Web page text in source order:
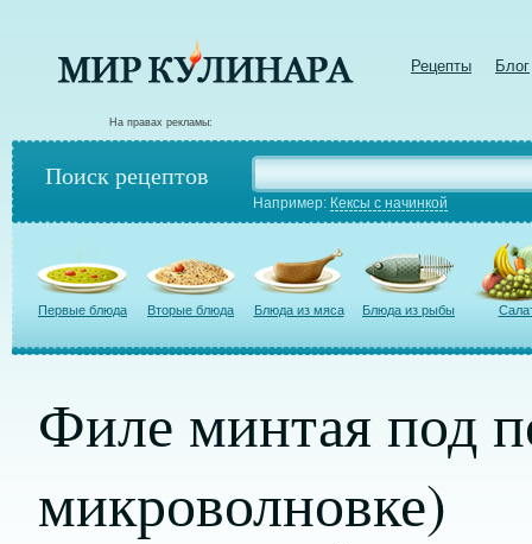
Рецепты Блог
На правах рекламы:
Поиск рецептов
Например: Кексы с начинкой
Первые блюда Вторые блюда Блюда из мяса Блюда из рыбы
Филе минтая под
микроволновке)